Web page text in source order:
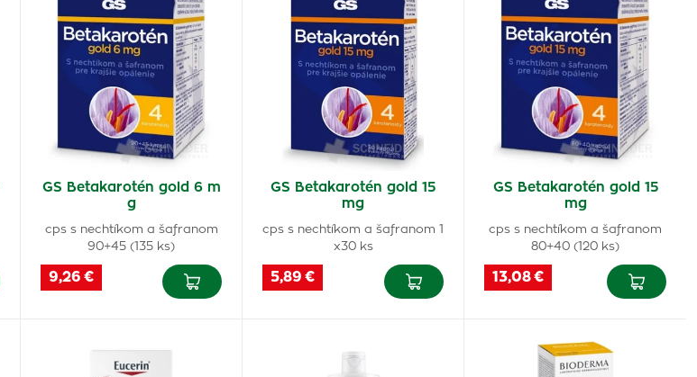
GS Betakarotén gold 6 m
g
cps s nechtíkom a šafranom
90+45 (135 ks)
9,26 €
GS Betakarotén gold 15
mg
cps s nechtíkom a šafranom 1
x30 ks
5,89 €
GS Betakarotén gold 15
mg
cps s nechtíkom a šafranom
80+40 (120 ks)
13,08 €